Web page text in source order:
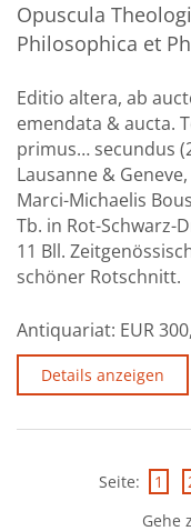
Opuscula
Philosophica et
Editio altera, ab
emendata & aucta.
primus… secundus
Lausanne &
Marci-Michaelis
Tb. in Rot-Schwarz-
11 Bll.
schöner Rotschnitt.
Antiquariat: EUR
Details anzeigen
Seite: 1
Gehe